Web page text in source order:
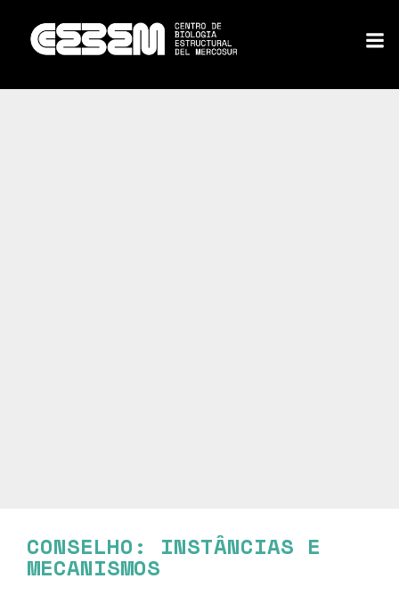
CONSELHO: INSTÂNCIAS E
MECANISMOS